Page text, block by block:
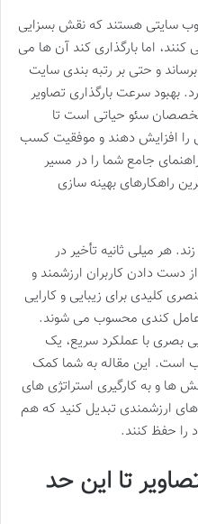
وب سایتی هستند که نقش بسزایی
اما بارگذاری کند آن ها می
و حتی بر رتبه بندی سایت
بهبود سرعت بارگذاری تصاویر
سئو حیاتی است تا
را افزایش دهند و موفقیت کسب
جامع شما را در مسیر
راهکارهای بهینه سازی
هر میلی ثانیه تأخیر در
دست دادن کاربران ارزشمند و
کلیدی برای زیبایی و کارایی
کندی محسوب می شوند.
بصری با عملکرد سریع، یک
است. این مقاله به شما کمک
ها و به کارگیری استراتژی های
های ارزشمندی تبدیل کنید که هم
را حفظ کنند.
تا این حد